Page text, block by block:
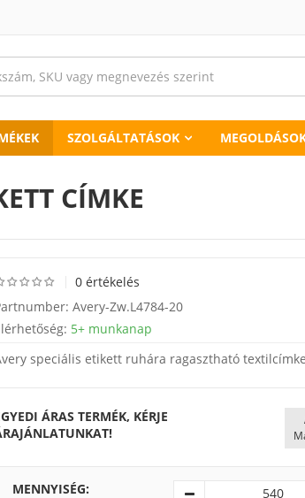
SZOLGÁLTATÁSOK
CÍMKE
0 értékelés
Avery-Zw.L4784-20
5+ munkanap
speciális etikett ruhára ragasztható
ÁRAS TERMÉK, KÉRJE
MENNYISÉG: